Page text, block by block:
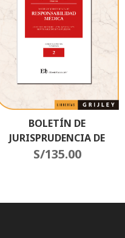
BOLETÍN DE
JURISPRUDENCIA DE
RESPONSABILIDAD
S/135.00